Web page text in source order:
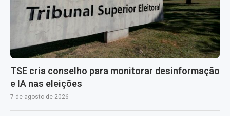
TSE cria conselho para monitorar desinformação
e IA nas eleições
7 de agosto de 2026